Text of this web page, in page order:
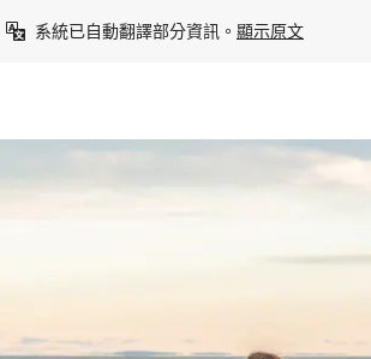
系統已自動翻譯部分資訊。 顯示原文